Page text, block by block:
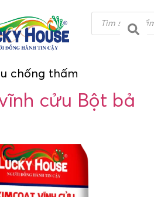
chống thấm
cửu Bột bả